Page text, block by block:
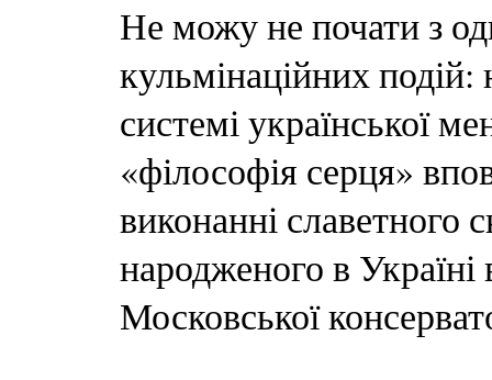
Не можу не почати з
кульмінаційних подій:
системі української
«філософія серця»
виконанні славетного
народженого в
Московської